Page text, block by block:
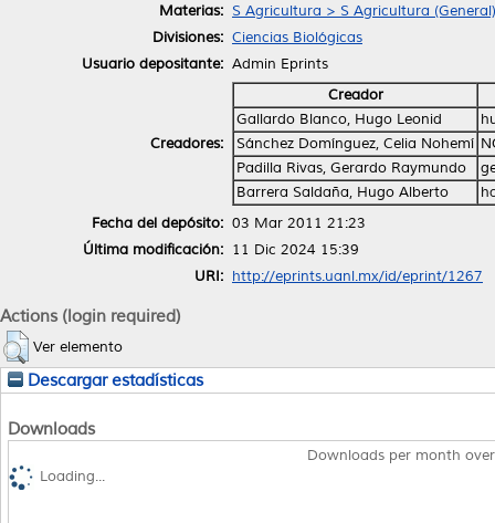
Materias: S Agricultura > S Agricultura (General)
Divisiones: Ciencias Biológicas
Usuario depositante: Admin Eprints
Creadores:
Creador
Gallardo Blanco, Hugo Leonid
Sánchez Domínguez, Celia Nohemí
Padilla Rivas, Gerardo Raymundo
Barrera Saldaña, Hugo Alberto
Fecha del depósito: 03 Mar 2011 21:23
Última modificación: 11 Dic 2024 15:39
URI: http://eprints.uanl.mx/id/eprint/1267
Actions (login required)
Ver elemento
Descargar estadísticas
Downloads
Downloads per month
Loading...